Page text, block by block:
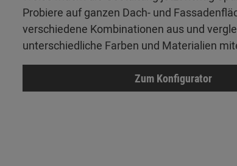
Probiere auf ganzen Dach- und
verschiedene Kombinationen aus und
unterschiedliche Farben und Materialien
Zum Konfigurator